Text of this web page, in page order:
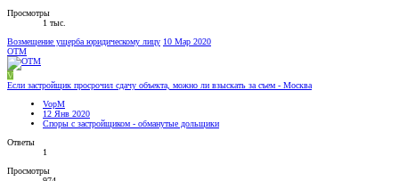
Просмотры
1 тыс.
Возмещение ущерба юридическому лицу 10 Мар 2020
OTM
V
Если застройщик просрочил сдачу объекта, можно ли взыскать за съем - Москва
VopM
12 Янв 2020
Споры с застройщиком - обманутые дольщики
Ответы
1
Просмотры